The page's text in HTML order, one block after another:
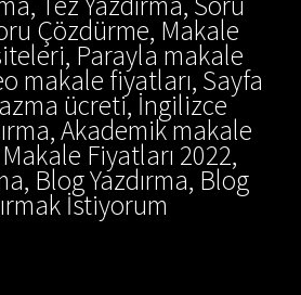
Çözdürme, Makale
Parayla makale
makale fiyatları, Sayfa
ücreti, İngilizce
Akademik makale
Fiyatları 2022,
Blog Yazdırma, Blog
İstiyorum